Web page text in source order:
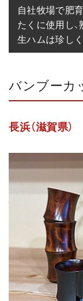
自社牧場で肥
たくに使用し
生ハムは珍し
バンブーカ
長浜（滋賀県）